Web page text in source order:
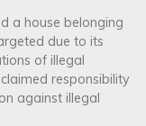
a house belonging
due to its
of illegal
responsibility
against illegal